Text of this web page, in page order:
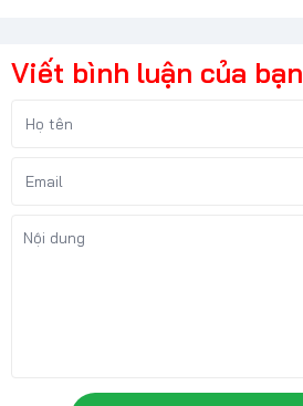
Viết bình luận của bạn